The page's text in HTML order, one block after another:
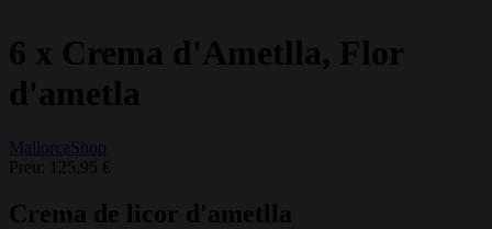
6 x Crema d'Ametlla, Flor
d'ametla
MallorcaShop
Preu:
125,95 €
Crema de licor d'ametlla